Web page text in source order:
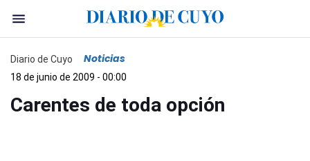
Diario de Cuyo Noticias
18 de junio de 2009 - 00:00
Carentes de toda opción